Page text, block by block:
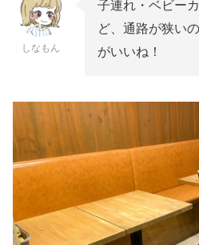
しなもん
子連れ・ベビー
ど、通路が狭い
がいいね！